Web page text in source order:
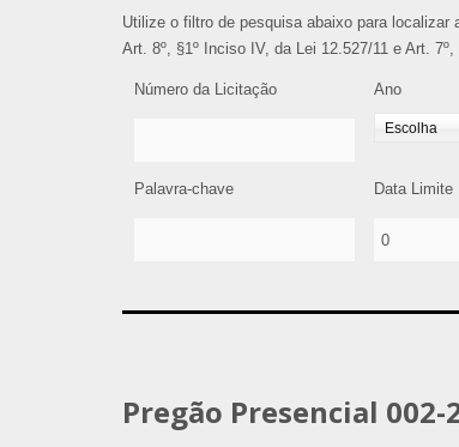
Utilize o filtro de pesquisa abaixo para
Art. 8º, §1º Inciso IV, da Lei 12.527/11 e Art.
Número da Licitação Ano
Palavra-chave Data Limite
Pregão Presencial 002-